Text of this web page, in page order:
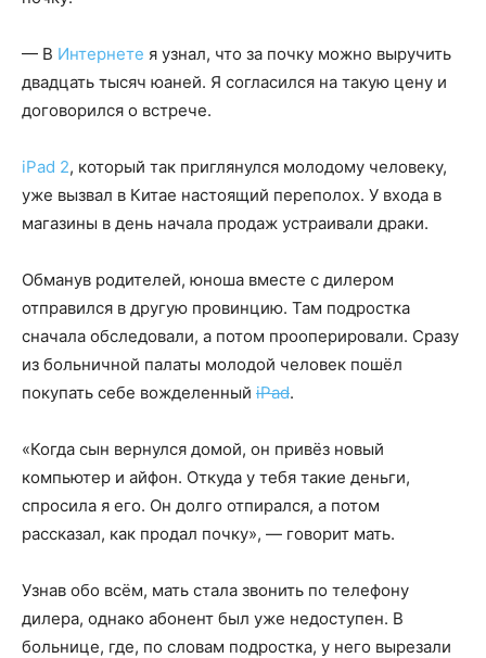
— В Интернете я узнал, что за почку можно выручить
двадцать тысяч юаней. Я согласился на такую цену и
договорился о встрече.
iPad 2, который так приглянулся молодому человеку,
уже вызвал в Китае настоящий переполох. У входа в
магазины в день начала продаж устраивали драки.
Обманув родителей, юноша вместе с дилером
отправился в другую провинцию. Там подростка
сначала обследовали, а потом прооперировали. Сразу
из больничной палаты молодой человек пошёл
покупать себе вожделенный iPad.
«Когда сын вернулся домой, он привёз новый
компьютер и айфон. Откуда у тебя такие деньги,
спросила я его. Он долго отпирался, а потом
рассказал, как продал почку», — говорит мать.
Узнав обо всём, мать стала звонить по телефону
дилера, однако абонент был уже недоступен. В
больнице, где, по словам подростка, у него вырезали